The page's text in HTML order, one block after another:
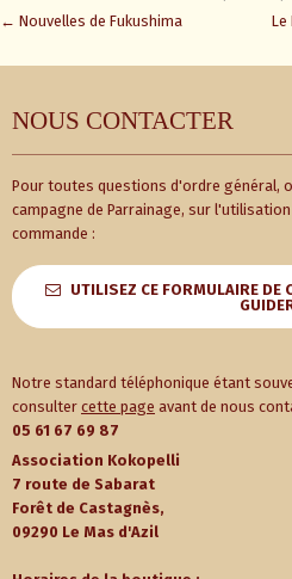
Navigation
← Nouvelles de Fukushima
Le
NOUS CONTACTER
Pour toutes questions d'ordre général,
campagne de Parrainage, sur
commande :
UTILISEZ CE FORMULAIRE DE
Notre standard téléphonique étant
consulter cette page avant de nous
05 61 67 69 87
Association Kokopelli
7 route de Sabarat
Forêt de Castagnès,
09290 Le Mas d'Azil